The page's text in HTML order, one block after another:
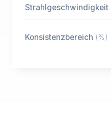
Strahlgeschwindigkeit
Konsistenzbereich (%)